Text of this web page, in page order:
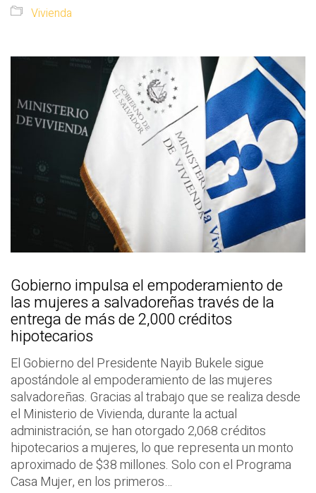
Vivienda
Gobierno impulsa el empoderamiento de
las mujeres a salvadoreñas través de la
entrega de más de 2,000 créditos
hipotecarios
El Gobierno del Presidente Nayib Bukele sigue
apostándole al empoderamiento de las mujeres
salvadoreñas. Gracias al trabajo que se realiza desde
el Ministerio de Vivienda, durante la actual
administración, se han otorgado 2,068 créditos
hipotecarios a mujeres, lo que representa un monto
aproximado de $38 millones. Solo con el Programa
Casa Mujer, en los primeros…